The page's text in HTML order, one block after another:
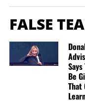
FALSE
Be
That